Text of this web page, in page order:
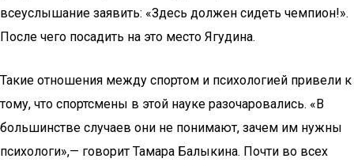
всеуслышание заявить: «Здесь должен сидеть чемпион!».
После чего посадить на это место Ягудина.
Такие отношения между спортом и психологией привели к
тому, что спортсмены в этой науке разочаровались. «В
большинстве случаев они не понимают, зачем им нужны
психологи»,— говорит Тамара Балыкина. Почти во всех